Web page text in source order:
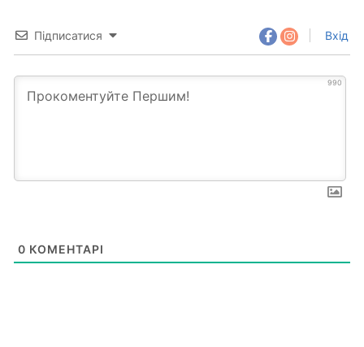
Підписатися Вхід
990
0 КОМЕНТАРІ